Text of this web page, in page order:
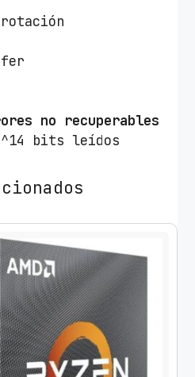
no recuperables
bits leídos